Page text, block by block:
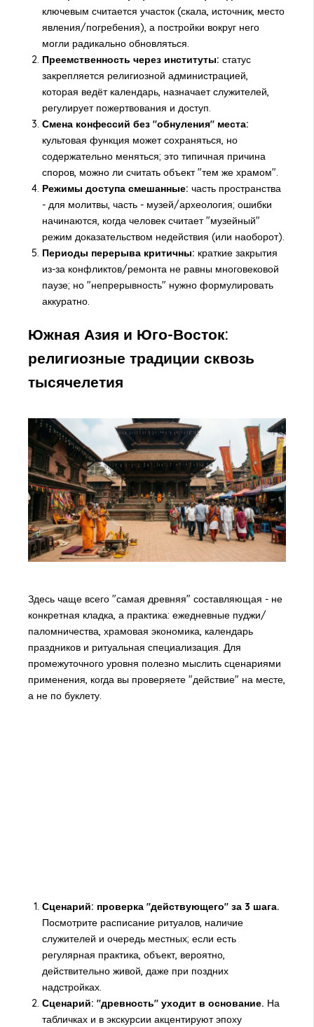
ключевым считается участок (скала, источник, место
явления/погребения), а постройки вокруг него
могли радикально обновляться.
Преемственность через институты: статус
закрепляется религиозной администрацией,
которая ведёт календарь, назначает служителей,
регулирует пожертвования и доступ.
Смена конфессий без "обнуления" места:
культовая функция может сохраняться, но
содержательно меняться; это типичная причина
споров, можно ли считать объект "тем же храмом".
Режимы доступа смешанные: часть пространства
- для молитвы, часть - музей/археология; ошибки
начинаются, когда человек считает "музейный"
режим доказательством недействия (или наоборот).
Периоды перерыва критичны: краткие закрытия
из-за конфликтов/ремонта не равны многовековой
паузе; но "непрерывность" нужно формулировать
аккуратно.
Южная Азия и Юго-Восток:
религиозные традиции сквозь
тысячелетия
Здесь чаще всего "самая древняя" составляющая - не
конкретная кладка, а практика: ежедневные пуджи/
паломничества, храмовая экономика, календарь
праздников и ритуальная специализация. Для
промежуточного уровня полезно мыслить сценариями
применения, когда вы проверяете "действие" на месте,
а не по буклету.
Сценарий: проверка "действующего" за 3 шага.
Посмотрите расписание ритуалов, наличие
служителей и очередь местных; если есть
регулярная практика, объект, вероятно,
действительно живой, даже при поздних
надстройках.
Сценарий: "древность" уходит в основание. На
табличках и в экскурсии акцентируют эпоху